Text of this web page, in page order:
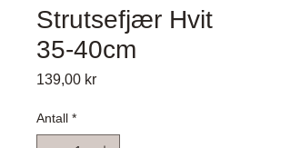
Strutsefjær Hvit
35-40cm
139,00 krPris
Antall *